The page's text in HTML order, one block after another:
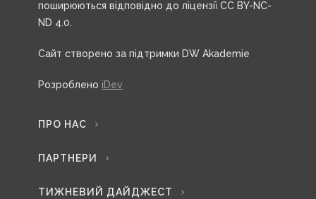
поширюються відповідно до ліцензії CC BY-NC-
ND 4.0.
Сайт створено за підтримки DW Akademie
Розроблено iDev
ПРО НАС
ПАРТНЕРИ
ТИЖНЕВИЙ ДАЙДЖЕСТ